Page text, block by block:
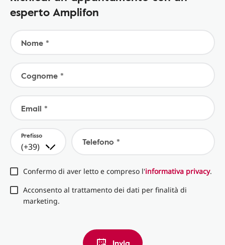
esperto Amplifon
Nome *
Cognome *
Email *
Prefisso
(+39) Telefono *
Confermo di aver letto e compreso l'informativa privacy.
Acconsento al trattamento dei dati per finalità di
marketing.